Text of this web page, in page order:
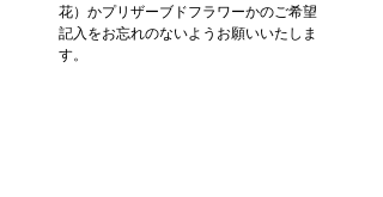
花）かプリザーブドフラワーかのご希望
記入をお忘れのないようお願いいたしま
す。